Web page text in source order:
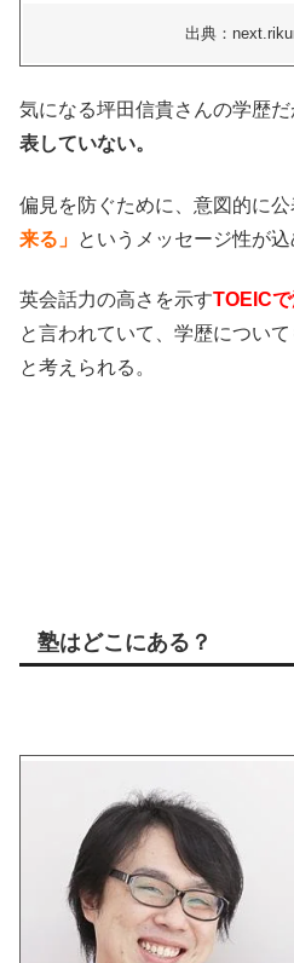
出典：
気になる坪田信貴さんの学歴だ
表していない。
偏見を防ぐために、意図的に公
来る」 というメッセージ性が込
英会話力の高さを示すTOEIC
と言われていて、学歴につい
と考えられる。
塾はどこにある？